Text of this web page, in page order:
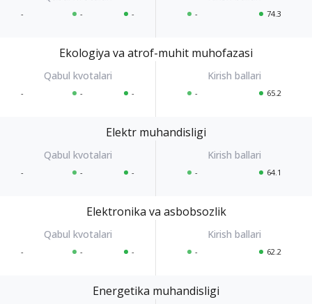
- - - - 74.3
Ekologiya va atrof-muhit muhofazasi
- - - - 65.2
Elektr muhandisligi
- - - - 64.1
Elektronika va asbobsozlik
- - - - 62.2
Energetika muhandisligi